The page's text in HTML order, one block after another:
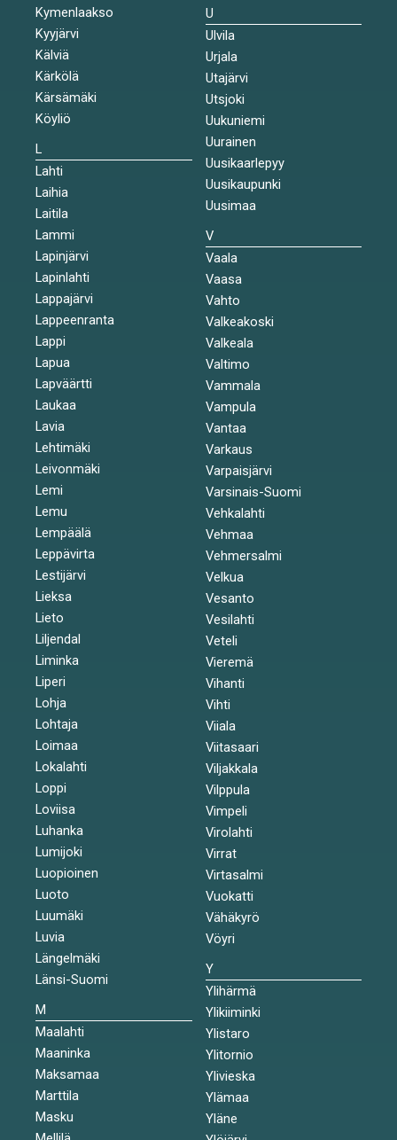
Kymenlaakso
Kyyjärvi
Kälviä
Kärkölä
Kärsämäki
Köyliö
L
Lahti
Laihia
Laitila
Lammi
Lapinjärvi
Lapinlahti
Lappajärvi
Lappeenranta
Lappi
Lapua
Lapväärtti
Laukaa
Lavia
Lehtimäki
Leivonmäki
Lemi
Lemu
Lempäälä
Leppävirta
Lestijärvi
Lieksa
Lieto
Liljendal
Liminka
Liperi
Lohja
Lohtaja
Loimaa
Lokalahti
Loppi
Loviisa
Luhanka
Lumijoki
Luopioinen
Luoto
Luumäki
Luvia
Längelmäki
Länsi-Suomi
M
Maalahti
Maaninka
Maksamaa
Marttila
Masku
U
Ulvila
Urjala
Utajärvi
Utsjoki
Uukuniemi
Uurainen
Uusikaarlepyy
Uusikaupunki
Uusimaa
V
Vaala
Vaasa
Vahto
Valkeakoski
Valkeala
Valtimo
Vammala
Vampula
Vantaa
Varkaus
Varpaisjärvi
Varsinais-Suomi
Vehkalahti
Vehmaa
Vehmersalmi
Velkua
Vesanto
Vesilahti
Veteli
Vieremä
Vihanti
Vihti
Viiala
Viitasaari
Viljakkala
Vilppula
Vimpeli
Virolahti
Virrat
Virtasalmi
Vuokatti
Vähäkyrö
Vöyri
Y
Ylihärmä
Ylikiiminki
Ylistaro
Ylitornio
Ylivieska
Ylämaa
Yläne